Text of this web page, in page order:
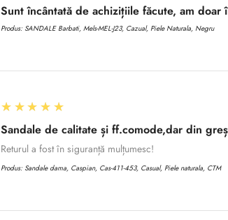
Sunt încântată de achizițiile făcute, am doar
Produs: SANDALE Barbati, Mels-MEL-J23, Cazual, Piele Naturala, Negru
5
★★★★★
Sandale de calitate și ff.comode,dar din
Returul a fost în siguranță mulțumesc!
Produs: Sandale dama, Caspian, Cas-411-453, Casual, Piele naturala, CTM